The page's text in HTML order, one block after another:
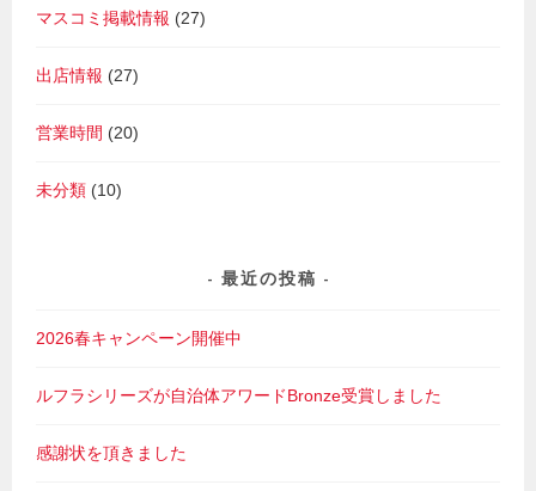
マスコミ掲載情報 (27)
出店情報 (27)
営業時間 (20)
未分類 (10)
最近の投稿
2026春キャンペーン開催中
ルフラシリーズが自治体アワードBronze受賞しました
感謝状を頂きました